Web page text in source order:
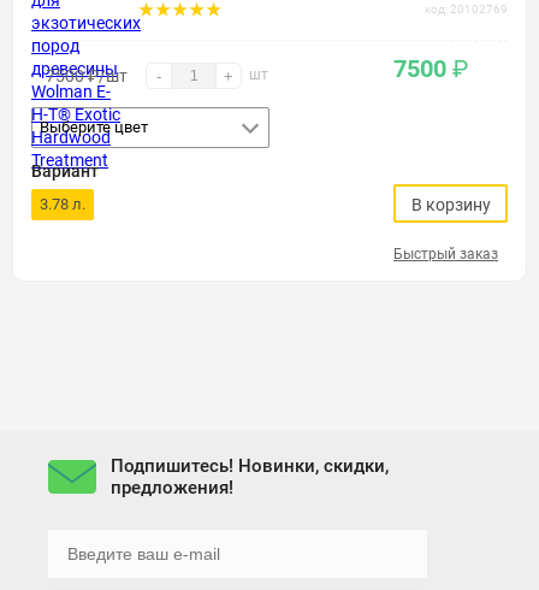
код: 20102769
7500₽/шт - + шт
Выберите цвет
Вариант
3.78 л.
7500 ₽
В корзину
Быстрый заказ
Подпишитесь! Новинки, скидки,
предложения!